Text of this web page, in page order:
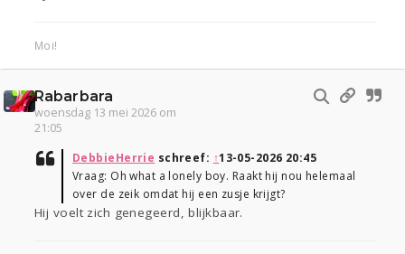
Moi!
Rabarbara
woensdag 13 mei 2026 om
21:05
DebbieHerrie schreef: ↑13-05-2026 20:45
Vraag: Oh what a lonely boy. Raakt hij nou helemaal
over de zeik omdat hij een zusje krijgt?
Hij voelt zich genegeerd, blijkbaar.